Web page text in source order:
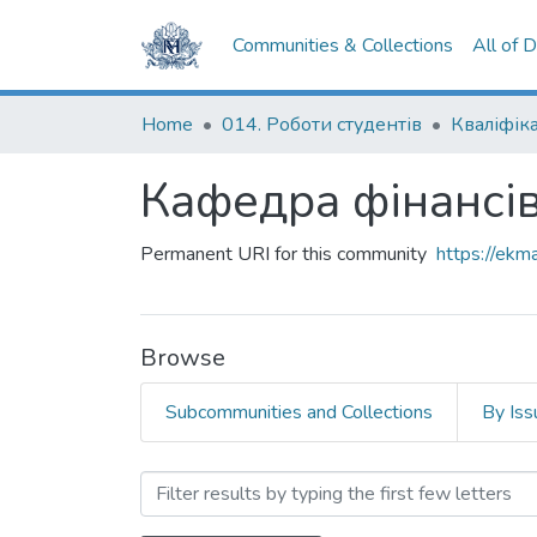
Communities & Collections All of
Home 014. Роботи студентів
Кафедра
Permanent URI for this community https://
Browse
Subcommunities and Collections By
Browsing Кафедра